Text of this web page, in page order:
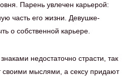
Парень увлечен карьерой:
часть его жизни. Девушке-
о собственной карьере.
недостаточно страсти, так
своими мыслями, а сексу придают